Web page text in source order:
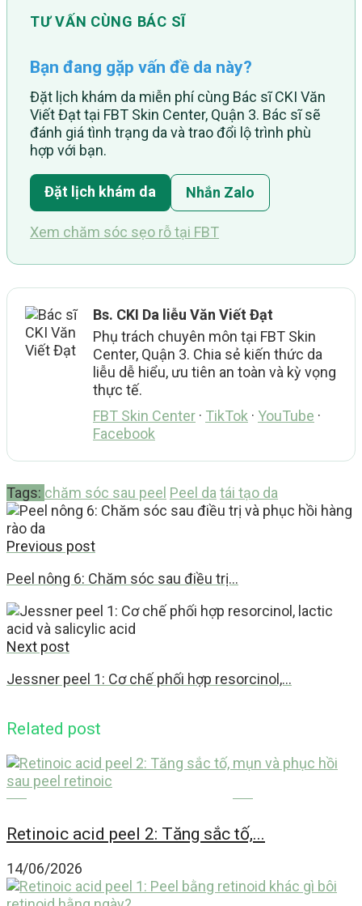
TƯ VẤN CÙNG BÁC SĨ
Bạn đang gặp vấn đề da này?
Đặt lịch khám da miễn phí cùng Bác sĩ CKI Văn
Viết Đạt tại FBT Skin Center, Quận 3. Bác sĩ sẽ
đánh giá tình trạng da và trao đổi lộ trình phù
hợp với bạn.
Đặt lịch khám da Nhắn Zalo
Xem chăm sóc sẹo rỗ tại FBT
Bs. CKI Da liễu Văn Viết Đạt
Phụ trách chuyên môn tại FBT Skin
Center, Quận 3. Chia sẻ kiến thức da
liễu dễ hiểu, ưu tiên an toàn và kỳ vọng
thực tế.
FBT Skin Center · TikTok · YouTube ·
Facebook
Tags: chăm sóc sau peel Peel da tái tạo da
Previous post
Peel nông 6: Chăm sóc sau điều trị…
Next post
Jessner peel 1: Cơ chế phối hợp resorcinol,…
Related post
Retinoic acid peel 2: Tăng sắc tố,...
14/06/2026